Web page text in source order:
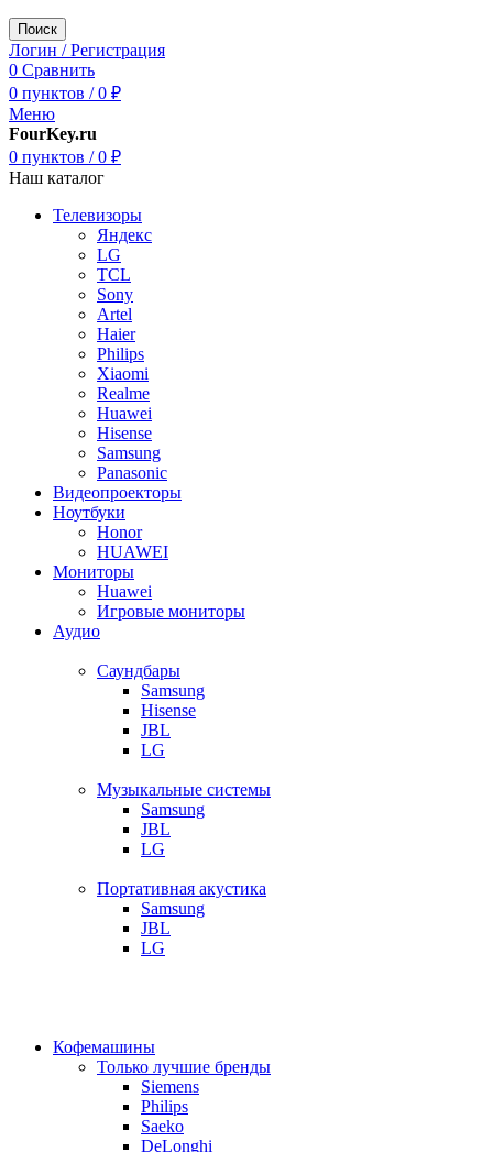
Поиск
Логин / Регистрация
0 Сравнить
0 пунктов / 0 ₽
Меню
FourKey.ru
0 пунктов / 0 ₽
Наш каталог
Телевизоры
Яндекс
LG
TCL
Sony
Artel
Haier
Philips
Xiaomi
Realme
Huawei
Hisense
Samsung
Panasonic
Видеопроекторы
Ноутбуки
Honor
HUAWEI
Мониторы
Huawei
Игровые мониторы
Аудио
Саундбары
Samsung
Hisense
JBL
LG
Музыкальные системы
Samsung
JBL
LG
Портативная акустика
Samsung
JBL
LG
Кофемашины
Только лучшие бренды
Siemens
Philips
Saeko
DeLonghi